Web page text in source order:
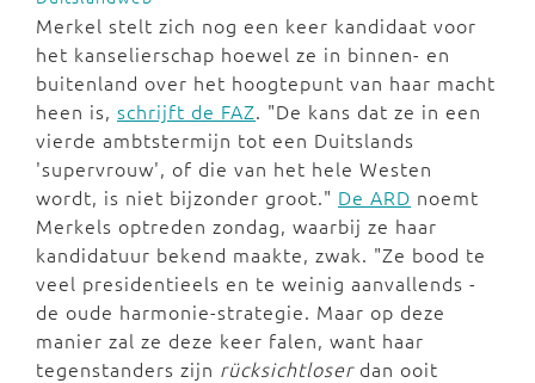
Merkel stelt zich nog een keer kandidaat voor
het kanselierschap hoewel ze in binnen- en
buitenland over het hoogtepunt van haar macht
heen is, schrijft de FAZ. "De kans dat ze in een
vierde ambtstermijn tot een Duitslands
'supervrouw', of die van het hele Westen
wordt, is niet bijzonder groot." De ARD noemt
Merkels optreden zondag, waarbij ze haar
kandidatuur bekend maakte, zwak. "Ze bood te
veel presidentieels en te weinig aanvallends -
de oude harmonie-strategie. Maar op deze
manier zal ze deze keer falen, want haar
tegenstanders zijn rücksichtloserdan ooit